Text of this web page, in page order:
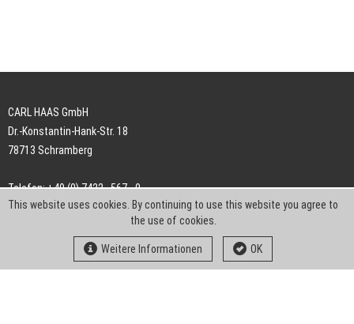
CARL HAAS GmbH
Dr.-Konstantin-Hank-Str. 18
78713 Schramberg
Telefon: +49 (0) 7422 . 567 - 0
Telefax: +49 (0) 7422 . 567 - 239
info-ch@kern-liebers.com
This website uses cookies. By continuing to use this website you agree to
the use of cookies.
Weitere Informationen OK